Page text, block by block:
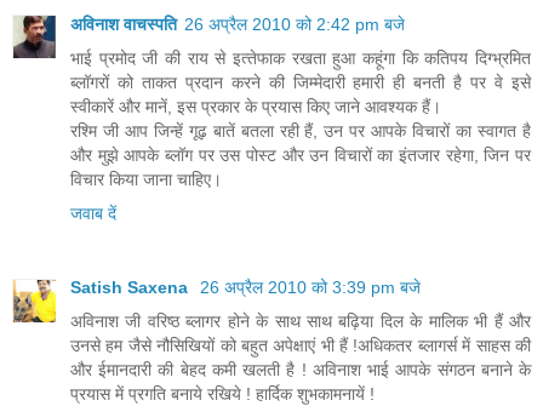
अविनाश वाचस्पति 26 अप्रैल 2010 को 2:42 pm बजे
भाई प्रमोद जी की राय से इत्‍तेफाक रखता हुआ कहूंगा कि कतिपय दिग्‍भ्रमित
ब्‍लॉगरों को ताकत प्रदान करने की जिम्‍मेदारी हमारी ही बनती है पर वे इसे
स्‍वीकारें और मानें, इस प्रकार के प्रयास किए जाने आवश्‍यक हैं।
रश्मि जी आप जिन्‍हें गूढ़ बातें बतला रही हैं, उन पर आपके विचारों का स्‍वागत है
और मुझे आपके ब्‍लॉग पर उस पोस्‍ट और उन विचारों का इंतजार रहेगा, जिन पर
विचार किया जाना चाहिए।
जवाब दें
Satish Saxena
26 अप्रैल 2010 को 3:39 pm बजे
अविनाश जी वरिष्ठ ब्लागर होने के साथ साथ बढ़िया दिल के मालिक भी हैं और
उनसे हम जैसे नौसिखियों को बहुत अपेक्षाएं भी हैं !अधिकतर ब्लागर्स में साहस की
और ईमानदारी की बेहद कमी खलती है ! अविनाश भाई आपके संगठन बनाने के
प्रयास में प्रगति बनाये रखिये ! हार्दिक शुभकामनायें !